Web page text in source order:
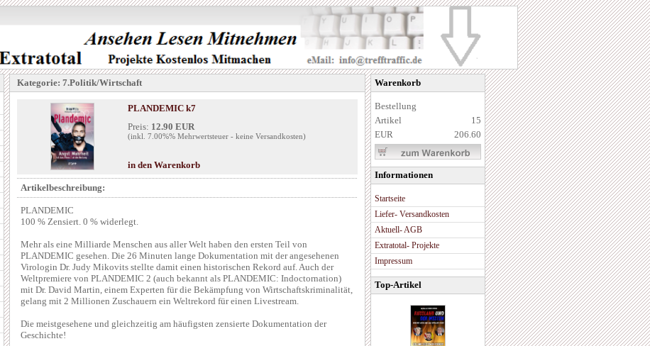
Kategorie: 7.Politik/Wirtschaft
PLANDEMIC k7
Preis: 12.90 EUR
(inkl. 7.00%% Mehrwertsteuer - keine Versandkosten)
in den Warenkorb
Artikelbeschreibung:
PLANDEMIC
100 % Zensiert. 0 % widerlegt.
Mehr als eine Milliarde Menschen aus aller Welt haben den ersten Teil von
PLANDEMIC gesehen. Die 26 Minuten lange Dokumentation mit der angesehenen
Virologin Dr. Judy Mikovits stellte damit einen historischen Rekord auf. Auch der
Weltpremiere von PLANDEMIC 2 (auch bekannt als PLANDEMIC: Indoctornation)
mit Dr. David Martin, einem Experten für die Bekämpfung von Wirtschaftskriminalität,
gelang mit 2 Millionen Zuschauern ein Weltrekord für einen Livestream.
Die meistgesehene und gleichzeitig am häufigsten zensierte Dokumentation der
Geschichte!
Warenkorb
Bestellung
Artikel
15
EUR
206.60
Informationen
Startseite
Liefer- Versandkosten
Aktuell- AGB
Extratotal- Projekte
Impressum
Top-Artikel